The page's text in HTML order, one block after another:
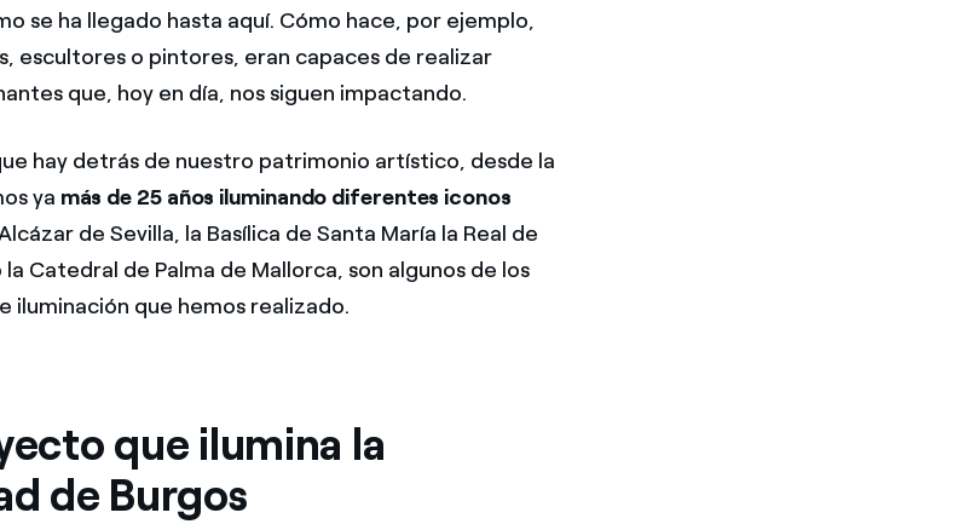
se ha llegado hasta aquí. Cómo hace, por ejemplo,
escultores o pintores, eran capaces de realizar
que, hoy en día, nos siguen impactando.
hay detrás de nuestro patrimonio artístico, desde la
ya más de 25 años iluminando diferentes iconos
de Sevilla, la Basílica de Santa María la Real de
Catedral de Palma de Mallorca, son algunos de los
iluminación que hemos realizado.
que ilumina la
de Burgos